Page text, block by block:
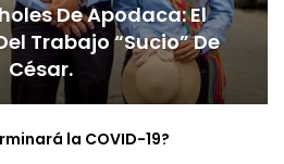
De Apodaca: El
Trabajo “sucio” De
César.
la COVID-19?